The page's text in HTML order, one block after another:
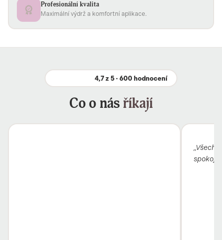
Profesionální kvalita
Maximální výdrž a komfortní aplikace.
4,7 z 5 · 600 hodnocení
Co o násříkají